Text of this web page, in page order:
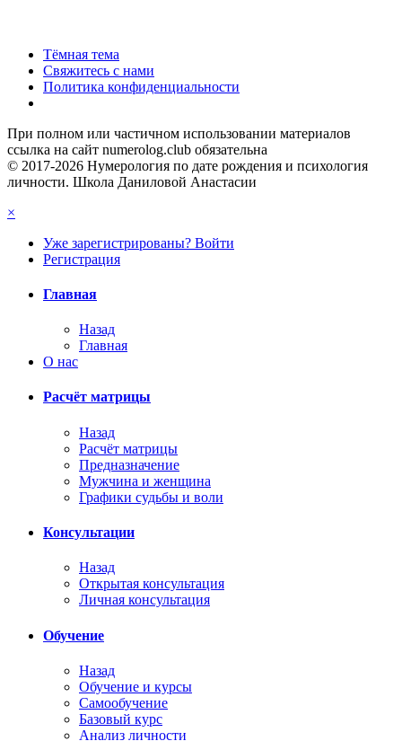
Тёмная тема
Свяжитесь с нами
Политика конфиденциальности
При полном или частичном использовании материалов
ссылка на сайт numerolog.club обязательна
© 2017-2026 Нумерология по дате рождения и психология
личности. Школа Даниловой Анастасии
×
Уже зарегистрированы? Войти
Регистрация
Главная
Назад
Главная
О нас
Расчёт матрицы
Назад
Расчёт матрицы
Предназначение
Мужчина и женщина
Графики судьбы и воли
Консультации
Назад
Открытая консультация
Личная консультация
Обучение
Назад
Обучение и курсы
Самообучение
Базовый курс
Анализ личности